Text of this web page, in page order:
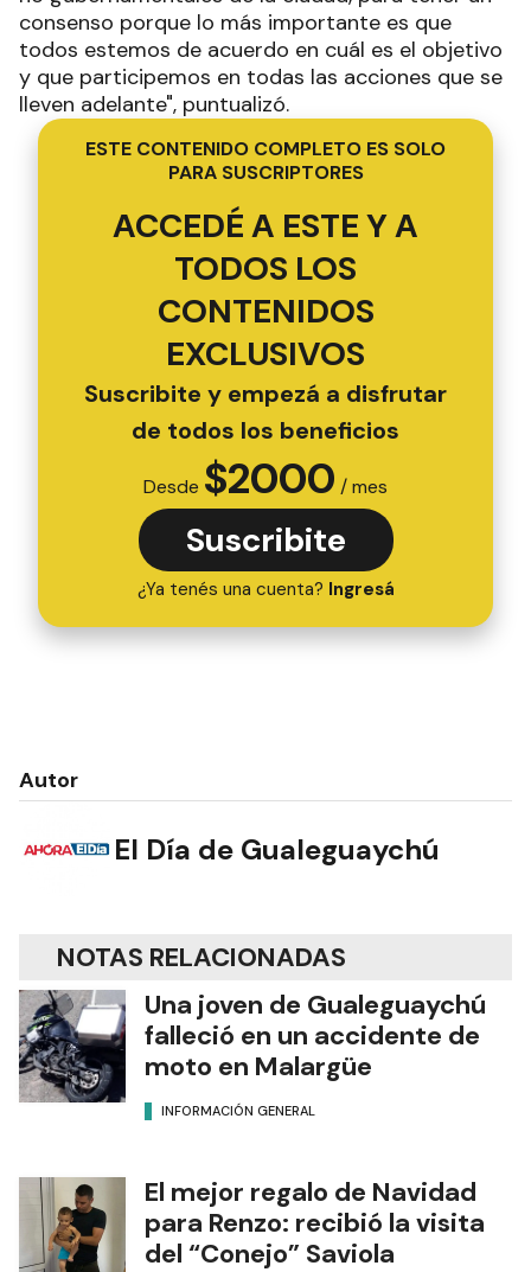
consenso porque lo más importante es que
todos estemos de acuerdo en cuál es el objetivo
y que participemos en todas las acciones que se
lleven adelante", puntualizó.
ESTE CONTENIDO COMPLETO ES SOLO
PARA SUSCRIPTORES
ACCEDÉ A ESTE Y A
TODOS LOS
CONTENIDOS
EXCLUSIVOS
Suscribite y empezá a disfrutar
de todos los beneficios
Desde $2000 / mes
Suscribite
¿Ya tenés una cuenta? Ingresá
Autor
El Día de Gualeguaychú
NOTAS RELACIONADAS
Una joven de Gualeguaychú
falleció en un accidente de
moto en Malargüe
INFORMACIÓN GENERAL
El mejor regalo de Navidad
para Renzo: recibió la visita
del “Conejo” Saviola